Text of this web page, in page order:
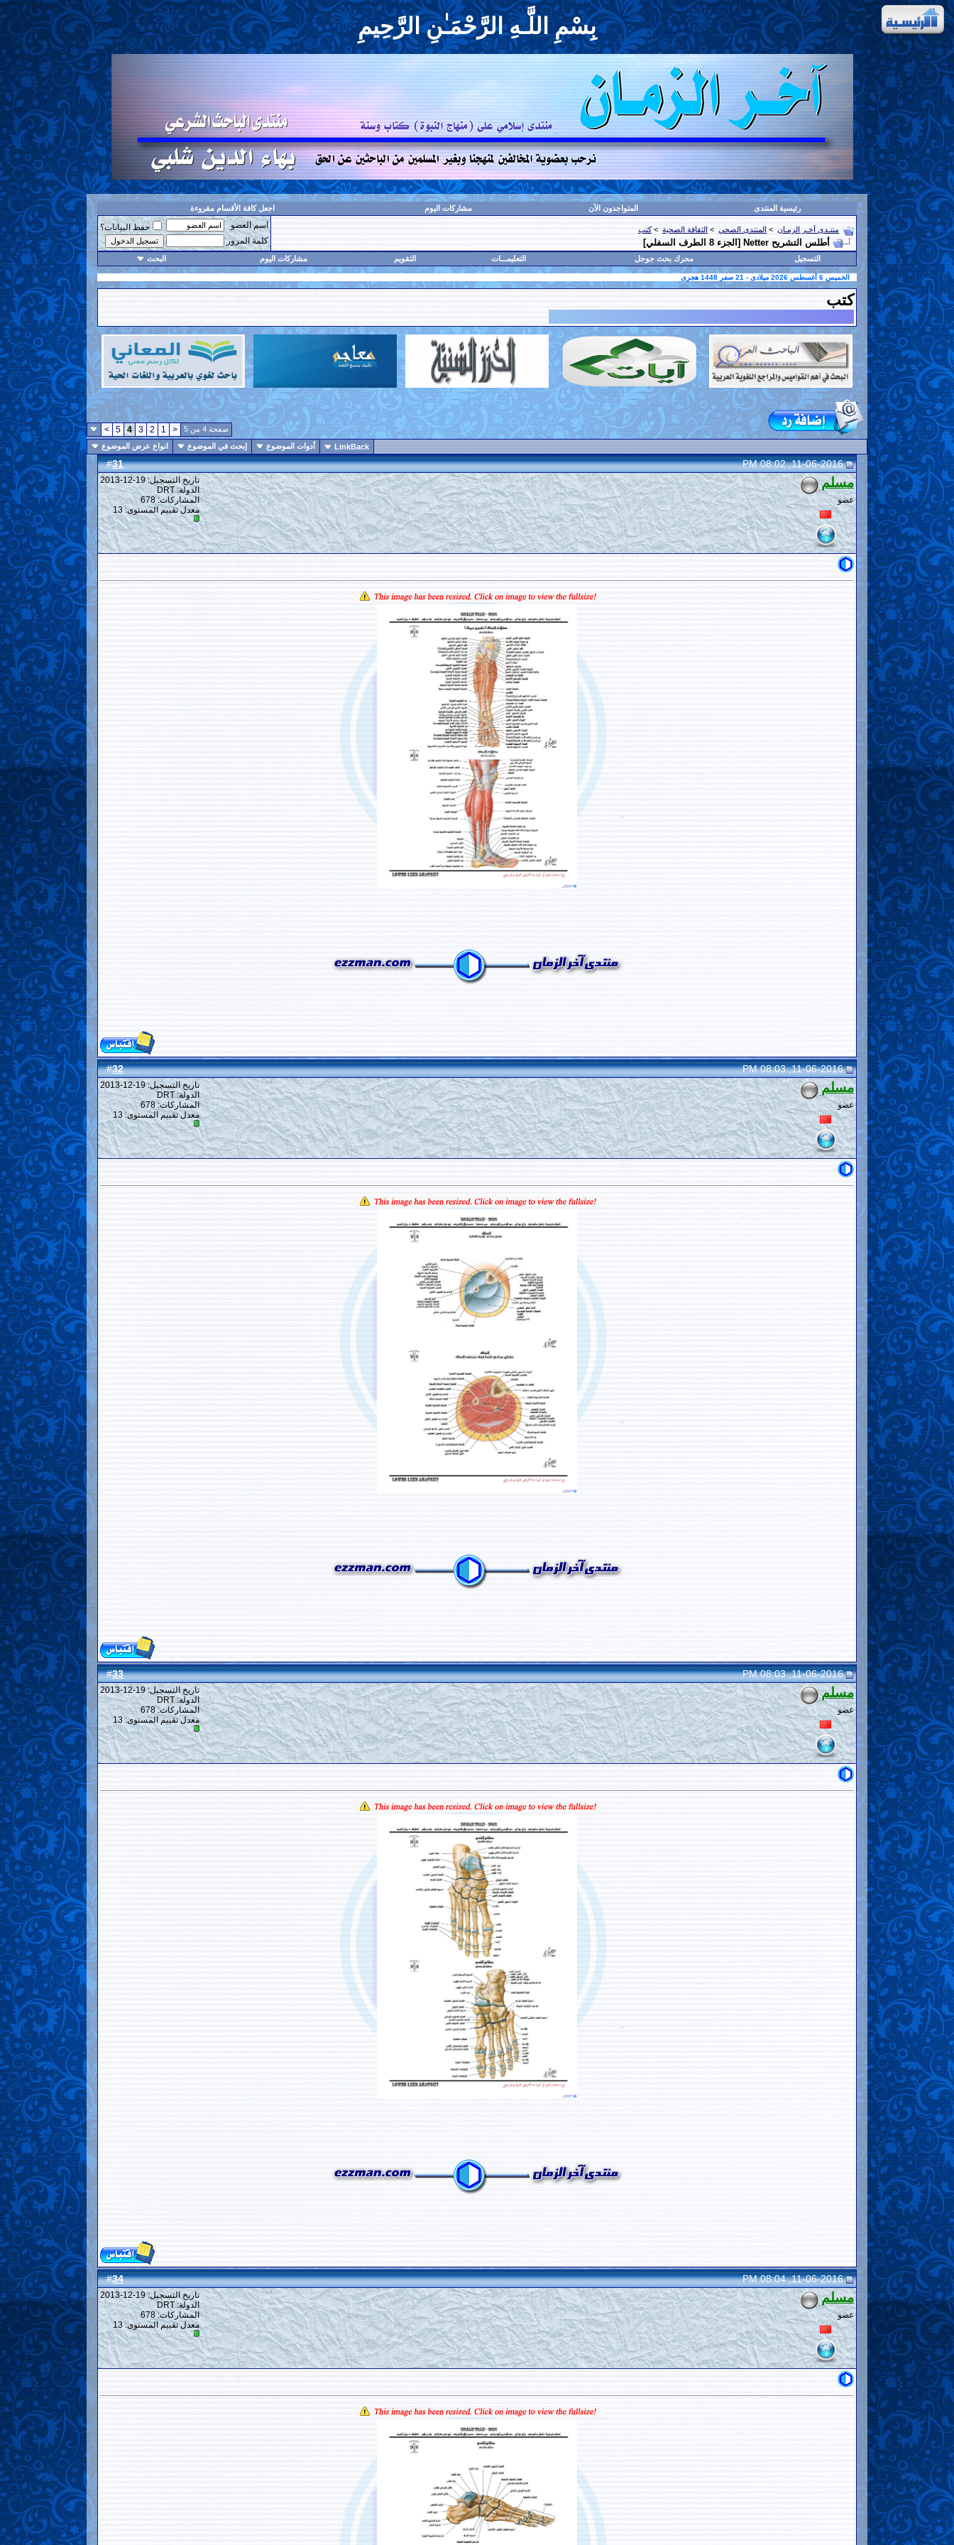
بِسْمِ اللَّـهِ الرَّحْمَـٰنِ الرَّحِيمِ
رئيسية المنتدى المتواجدون الآن مشاركات اليوم اجعل كافة الأقسام مقروءة
منتـدى آخـر الزمـان > المنتدى الصحي > الثقافة الصحية >كتب
أطلس التشريح Netter [الجزء 8 الطرف السفلي]
اسم العضو
حفظ البيانات؟
كلمة المرور
التسجيل محرك بحث جوجل التعليمـــات التقويم مشاركات اليوم البحث
الخميس 6 أغسطس 2026 ميلادى - 21 صفر 1448 هجرى
كتب
صفحة 4 من 5 <
1
2
3
4
5
>
LinkBack أدوات الموضوع إبحث في الموضوع انواع عرض الموضوع
#
31 11-06-2016, 08:02 PM
مسلم
عضو
تاريخ التسجيل: 19-12-2013
الدولة: DRT
المشاركات: 678
معدل تقييم المستوى: 13
#
32 11-06-2016, 08:03 PM
مسلم
عضو
تاريخ التسجيل: 19-12-2013
الدولة: DRT
المشاركات: 678
معدل تقييم المستوى: 13
#
33 11-06-2016, 08:03 PM
مسلم
عضو
تاريخ التسجيل: 19-12-2013
الدولة: DRT
المشاركات: 678
معدل تقييم المستوى: 13
#
34 11-06-2016, 08:04 PM
مسلم
عضو
تاريخ التسجيل: 19-12-2013
الدولة: DRT
المشاركات: 678
معدل تقييم المستوى: 13